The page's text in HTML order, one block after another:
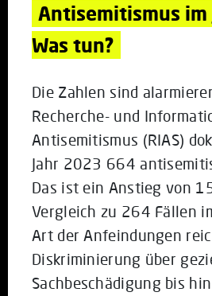
Antisemitismus im
Was tun?
Die Zahlen sind
Recherche- und
Antisemitismus (RIAS)
Jahr 2023 664
Das ist ein Anstieg von
Vergleich zu 264 Fällen
Art der Anfeindungen
Diskriminierung über
Sachbeschädigung bis